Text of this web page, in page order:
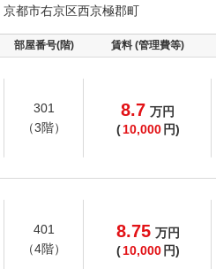
京都市右京区西京極郡町
部屋番号(階) 賃料 (管理費等)
301
（3階）
8.7 万円
(10,000 円)
401
（4階）
8.75 万円
(10,000 円)